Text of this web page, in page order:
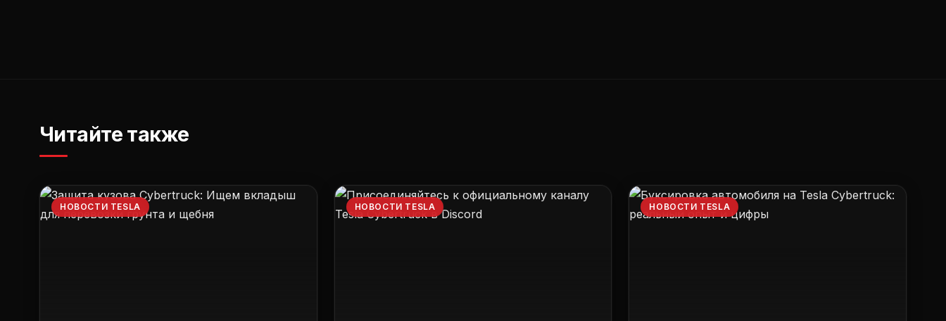
Читайте также
НОВОСТИ TESLA НОВОСТИ TESLA НОВОСТИ TESLA